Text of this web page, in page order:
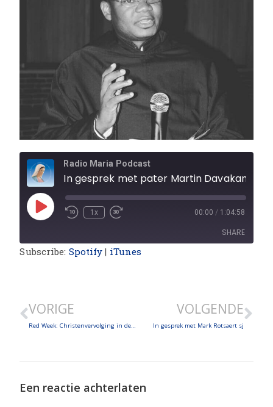
Radio Maria Podcast
1x 00:00 / 1:04:58
SHARE
Subscribe: Spotify | iTunes
VORIGE
Red Week: Christenvervolging in de wereld
VOLGENDE
In gesprek met Mark Rotsaert sj
Een reactie achterlaten